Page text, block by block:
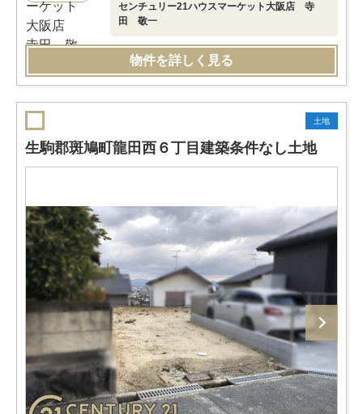
センチュリー21ハウスマーケット大阪店 寺
田 敬一
物件を詳しく見る
土地
生駒郡斑鳩町龍田西６丁目建築条件なし土地